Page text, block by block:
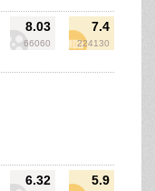
8.03
66060
7.4
224130
6.32 5.9